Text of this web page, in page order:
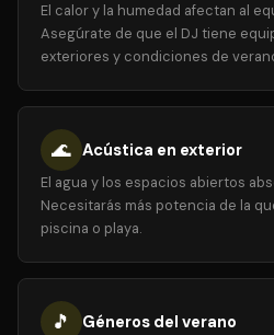
El calor y la humedad afectan al
Asegúrate de que el DJ tiene
exteriores y condiciones de
🌊 Acústica en exterior
El agua y los espacios abiertos
Necesitarás más potencia de la
piscina o playa.
🎵 Géneros del verano